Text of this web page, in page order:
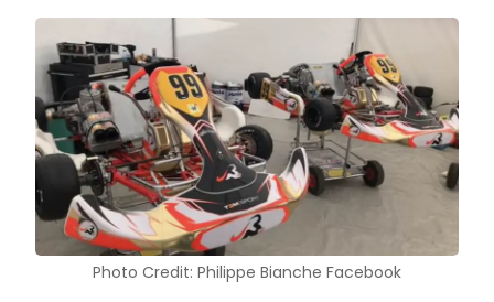
Photo Credit: Philippe Bianche Facebook